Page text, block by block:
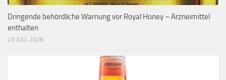
Dringende behördliche Warnung vor Royal Honey – Arzneimittel
enthalten
23 JULI, 2026